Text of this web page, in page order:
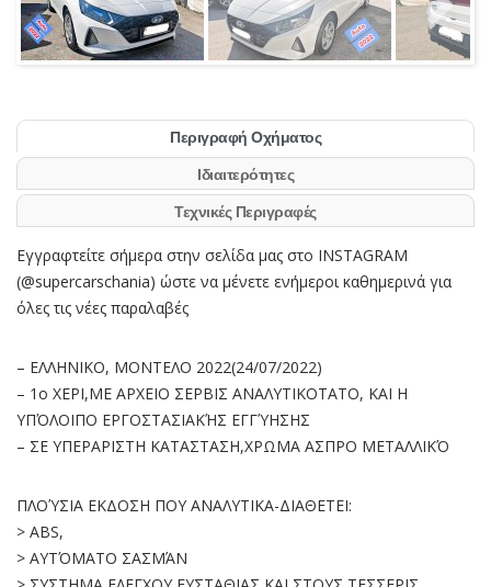
Περιγραφή Οχήματος
Ιδιαιτερότητες
Τεχνικές Περιγραφές
Εγγραφτείτε σήμερα στην σελίδα μας στο INSTAGRAM
(@supercarschania) ώστε να μένετε ενήμεροι καθημερινά για
όλες τις νέες παραλαβές
– ΕΛΛΗΝΙΚΟ, ΜΟΝΤΕΛΟ 2022(24/07/2022)
– 1ο ΧΕΡI,ΜΕ ΑΡΧΕΙΟ ΣΕΡΒΙΣ ΑΝΑΛΥΤΙΚΟΤΑΤΟ, ΚΑΙ Η
ΥΠΌΛΟΙΠΟ ΕΡΓΟΣΤΑΣΙΑΚΉΣ ΕΓΓΎΗΣΗΣ
– ΣΕ ΥΠΕΡΑΡΙΣΤΗ ΚΑΤΑΣΤΑΣΗ,ΧΡΩΜΑ ΑΣΠΡΟ ΜΕΤΑΛΛΙΚΌ
ΠΛΟΎΣΙΑ ΕΚΔΟΣΗ ΠΟΥ ΑΝΑΛΥΤΙΚΑ-ΔΙΑΘΕΤΕΙ:
> ABS,
> ΑΥΤΌΜΑΤΟ ΣΑΣΜΆΝ